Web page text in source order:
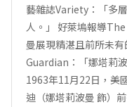
藝雜誌Variety：「多
人。」 好萊塢報導
曼展現精湛且前所未
Guardian：「娜塔莉
1963年11月22日，美
迪（娜塔莉波曼 飾）